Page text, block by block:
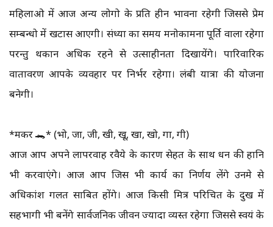
महिलाओ में आज अन्य लोगो के प्रति हीन भावना रहेगी जिससे प्रेम
सम्बन्धो में खटास आएगी। संध्या का समय मनोकामना पूर्ति वाला रहेगा
परन्तु थकान अधिक रहने से उत्साहीनता दिखायेंगे। पारिवारिक
वातावरण आपके व्यवहार पर निर्भर रहेगा। लंबी यात्रा की योजना
बनेगी।
*मकर 🐊* (भो, जा, जी, खी, खू, खा, खो, गा, गी)
आज आप अपने लापरवाह रवैये के कारण सेहत के साथ धन की हानि
भी करवाएंगे। आज आप जिस भी कार्य का निर्णय लेंगे उनमे से
अधिकांश गलत साबित होंगे। आज किसी मित्र परिचित के दुख में
सहभागी भी बनेंगे सार्वजनिक जीवन ज्यादा व्यस्त रहेगा जिससे स्वयं के